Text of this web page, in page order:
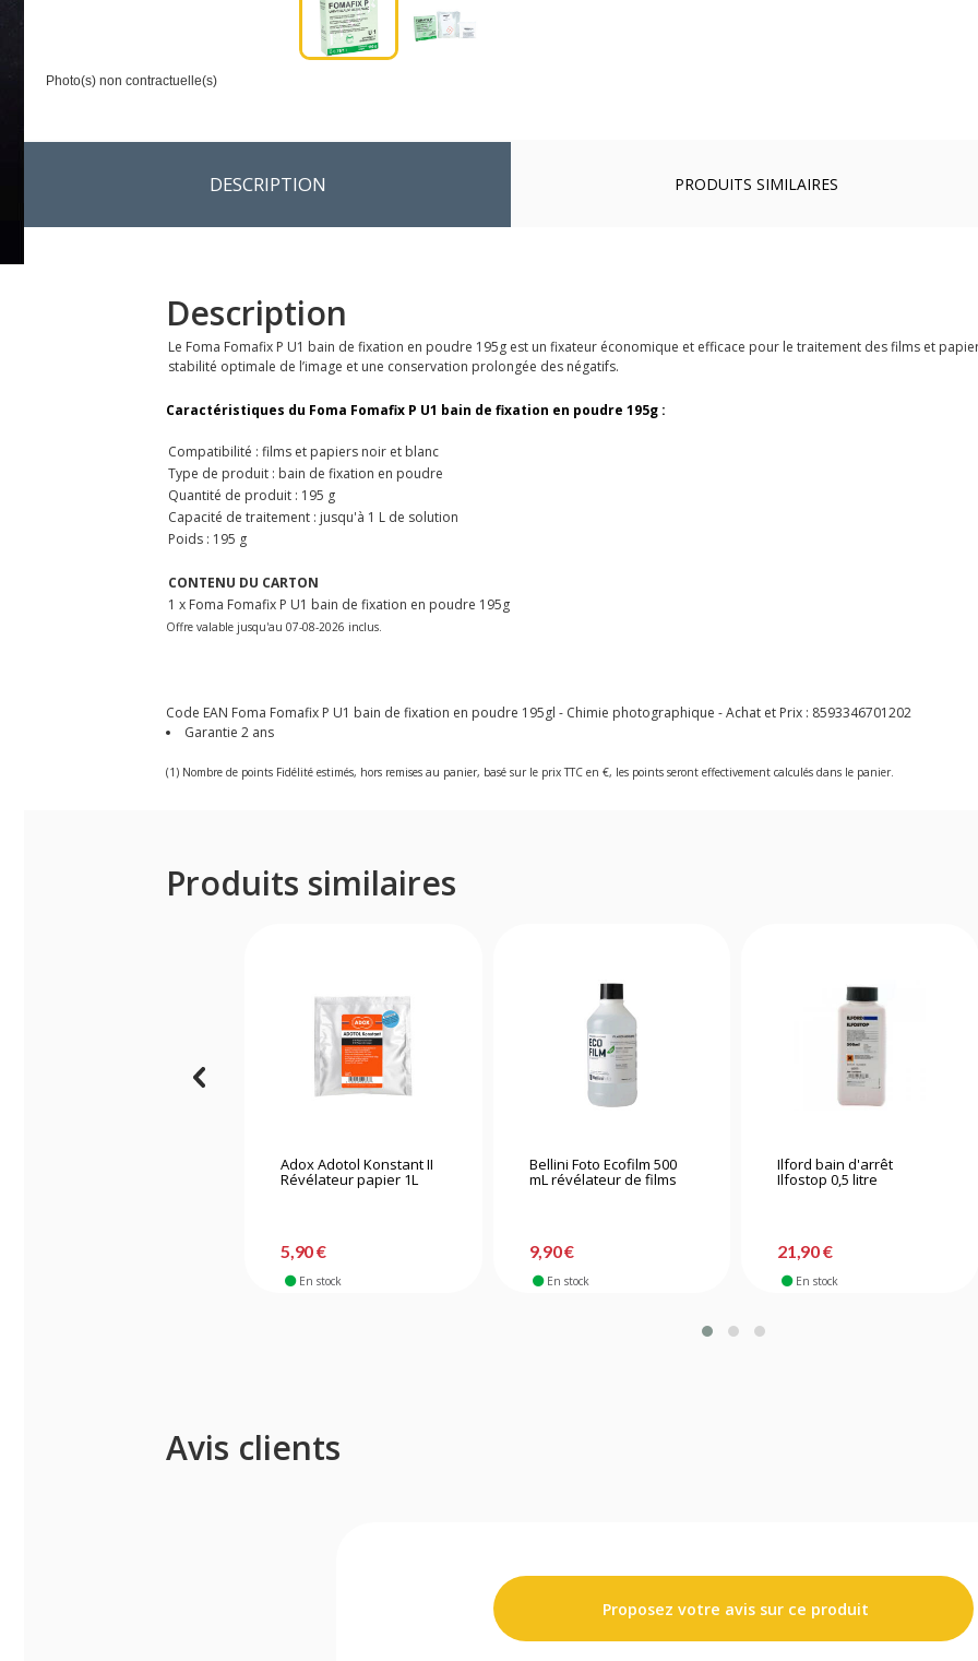
Photo(s) non contractuelle(s)
DESCRIPTION PRODUITS SIMILAIRES
Description
Le Foma Fomafix P U1 bain de fixation en poudre 195g est un fixateur économique et efficace pour le traitement des films et
stabilité optimale de l’image et une conservation prolongée des négatifs.
Caractéristiques du Foma Fomafix P U1 bain de fixation en poudre 195g :
Compatibilité : films et papiers noir et blanc
Type de produit : bain de fixation en poudre
Quantité de produit : 195 g
Capacité de traitement : jusqu'à 1 L de solution
Poids : 195 g
CONTENU DU CARTON
1 x Foma Fomafix P U1 bain de fixation en poudre 195g
Offre valable jusqu'au 07-08-2026 inclus.
Code EAN Foma Fomafix P U1 bain de fixation en poudre 195gl - Chimie photographique - Achat et Prix : 8593346701202
Garantie 2 ans
(1) Nombre de points Fidélité estimés, hors remises au panier, basé sur le prix TTC en €, les points seront effectivement calculés dans le panier.
Produits similaires
Adox Adotol Konstant II
Révélateur papier 1L
5,90 €
En stock
Bellini Foto Ecofilm 500
mL révélateur de films
9,90 €
En stock
Ilford bain d'arrêt
Ilfostop 0,5 litre
21,90 €
En stock
Avis clients
Proposez votre avis sur ce produit